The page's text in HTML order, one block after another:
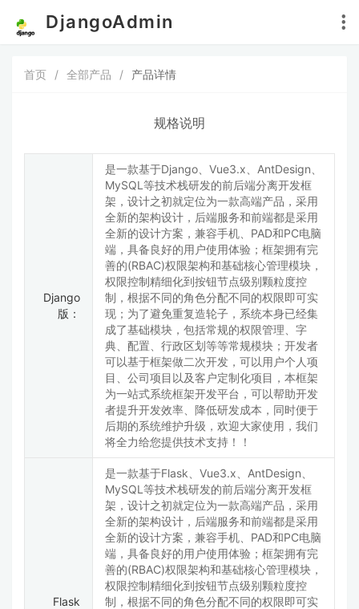
DjangoAdmin
首页 / 全部产品 / 产品详情
规格说明
Django
版：
是一款基于Django、Vue3.x、AntDesign、
MySQL等技术栈研发的前后端分离开发框
架，设计之初就定位为一款高端产品，采用
全新的架构设计，后端服务和前端都是采用
全新的设计方案，兼容手机、PAD和PC电脑
端，具备良好的用户使用体验；框架拥有完
善的(RBAC)权限架构和基础核心管理模块，
权限控制精细化到按钮节点级别颗粒度控
制，根据不同的角色分配不同的权限即可实
现；为了避免重复造轮子，系统本身已经集
成了基础模块，包括常规的权限管理、字
典、配置、行政区划等等常规模块；开发者
可以基于框架做二次开发，可以用户个人项
目、公司项目以及客户定制化项目，本框架
为一站式系统框架开发平台，可以帮助开发
者提升开发效率、降低研发成本，同时便于
后期的系统维护升级，欢迎大家使用，我们
将全力给您提供技术支持！！
Flask
是一款基于Flask、Vue3.x、AntDesign、
MySQL等技术栈研发的前后端分离开发框
架，设计之初就定位为一款高端产品，采用
全新的架构设计，后端服务和前端都是采用
全新的设计方案，兼容手机、PAD和PC电脑
端，具备良好的用户使用体验；框架拥有完
善的(RBAC)权限架构和基础核心管理模块，
权限控制精细化到按钮节点级别颗粒度控
制，根据不同的角色分配不同的权限即可实